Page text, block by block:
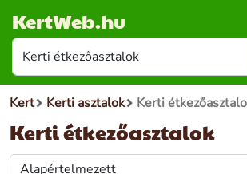
KertWeb.hu
Kert Kerti asztalok Kerti
Kerti étkezőasztalok